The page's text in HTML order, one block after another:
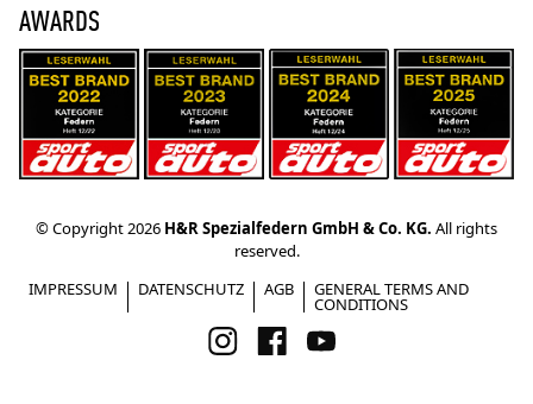
AWARDS
© Copyright 2026 H&R Spezialfedern GmbH & Co. KG. All rights
reserved.
IMPRESSUM
DATENSCHUTZ AGB GENERAL TERMS AND
CONDITIONS